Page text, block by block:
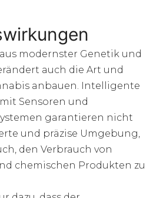
modernster Genetik und
auch die Art und
anbauen. Intelligente
Sensoren und
garantieren nicht
und präzise Umgebung,
den Verbrauch von
chemischen Produkten zu